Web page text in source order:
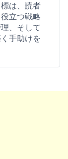
は、読者
立つ戦略
、そして
手助けを